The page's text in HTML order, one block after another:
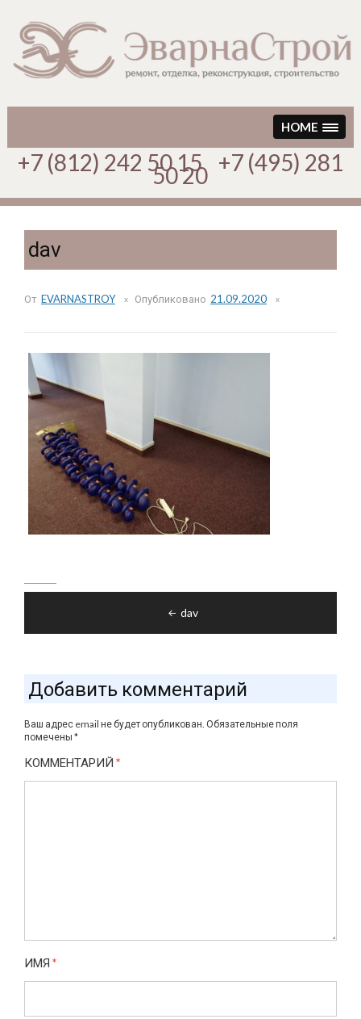
HOME
+7 (812) 242 50 15 +7 (495) 281
50 20
dav
От EVARNASTROY Опубликовано 21.09.2020
dav
Добавить комментарий
Ваш адрес email не будет опубликован. Обязательные поля
помечены *
КОММЕНТАРИЙ *
ИМЯ *